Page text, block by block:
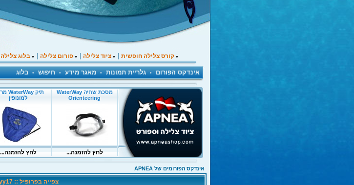
» קורס צלילה חופשית » ציוד צלילה » פורום צלילה » בלוג צלילה
אינדקס הפורום • גלריית תמונות • מאגר מידע • חיפוש • בלוג
אינדקס הפורומים של APNEA
צפייה בפרופיל :: royy17